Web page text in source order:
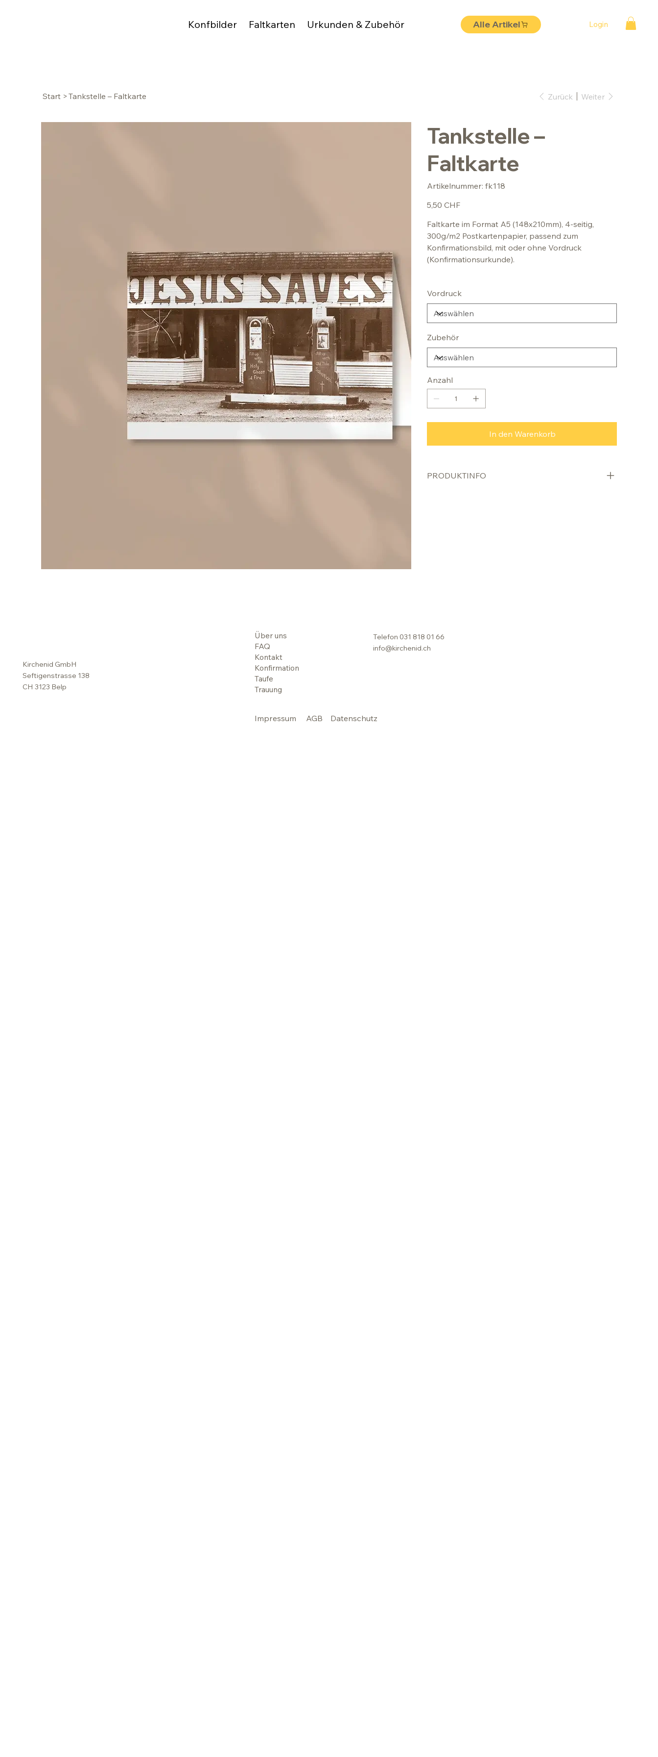
Alle Artikel Login
Konfbilder Faltkarten Urkunden & Zubehör
Start > Tankstelle – Faltkarte Zurück Weiter
Tankstelle –
Faltkarte
Artikelnummer: Artikelnummer:
fk118
fk118
5,50 CHF
Faltkarte im Format A5 (148x210mm), 4-seitig,
300g/m2 Postkartenpapier, passend zum
Konfirmationsbild, mit oder ohne Vordruck
(Konfirmationsurkunde).
Vordruck
Zubehör
Anzahl
In den Warenkorb
PRODUKTINFO
Kirchenid GmbH
Seftigenstrasse 138
CH 3123 Belp
Telefon 031 818 01 66
info@kirchenid.ch
Über uns
FAQ
Kontakt
Konfirmation
Taufe
Trauung
Impressum AGB Datenschutz